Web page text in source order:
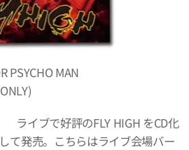
PSYCHO MAN
ライブで好評のFLY HIGH をCD化
て発売。こちらはライブ会場バー